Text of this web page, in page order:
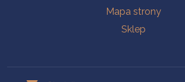
Mapa strony
Sklep